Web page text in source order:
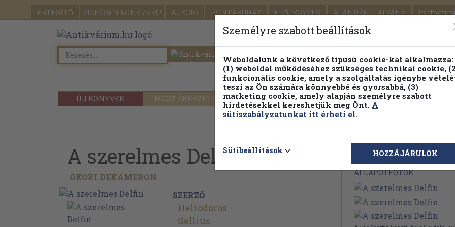
ÉRTESÍTŐ FIZESSEN KÖNYVVEL! AUKCIÓ PONTÁRUHÁZ ELŐJEGYZÉS AJÁNDÉKUTALVÁNY
SEGÍTSÉG
ÚJ KÖNYVEK MOST ÉRKEZETT PILLANATNYI ÁRAINK FENNTARTHATÓ
Részletes kereső Témaköri fa
A szerelmes Delfin
ÓKORI DEKAMERON
SZERZŐ
Heliodoros
Gellius
Megvásárolható
ÁLLAPOTFOTÓK
Személyre szabott beállítások
Weboldalunk a következő típusú cookie-kat alkalmazza:
(1) weboldal működéséhez szükséges technikai cookie,
funkcionális cookie, amely a szolgáltatás igénybe
teszi az Ön számára könnyebbé és gyorsabbá, (3)
marketing cookie, amely alapján személyre szabott
hirdetésekkel kereshetjük meg Önt. A
sütiszabályzatunkat itt érheti el.
Sütibeállítások HOZZÁJÁRULOK